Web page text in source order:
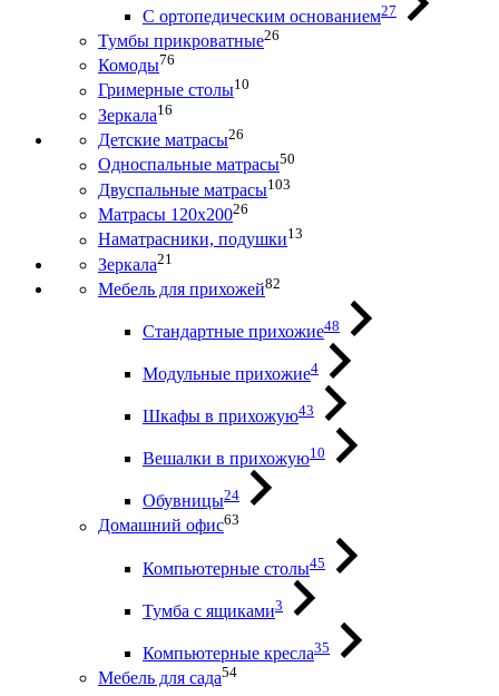
С ортопедическим основанием27
Тумбы прикроватные26
Комоды76
Гримерные столы10
Зеркала16
Детские матрасы26
Односпальные матрасы50
Двуспальные матрасы103
Матрасы 120х20026
Наматрасники, подушки13
Зеркала21
Мебель для прихожей82
Стандартные прихожие48
Модульные прихожие4
Шкафы в прихожую43
Вешалки в прихожую10
Обувницы24
Домашний офис63
Компьютерные столы45
Тумба с ящиками3
Компьютерные кресла35
Мебель для сада54